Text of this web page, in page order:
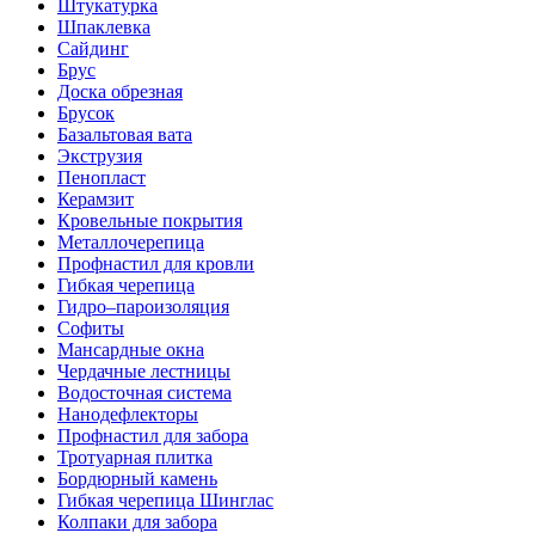
Штукатурка
Шпаклевка
Сайдинг
Брус
Доска обрезная
Брусок
Базальтовая вата
Экструзия
Пенопласт
Керамзит
Кровельные покрытия
Металлочерепица
Профнастил для кровли
Гибкая черепица
Гидро–пароизоляция
Софиты
Мансардные окна
Чердачные лестницы
Водосточная система
Нанодефлекторы
Профнастил для забора
Тротуарная плитка
Бордюрный камень
Гибкая черепица Шинглас
Колпаки для забора